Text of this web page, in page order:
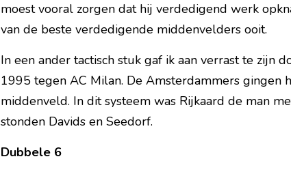
moest vooral zorgen dat hij verdedigend werk
van de beste verdedigende middenvelders ooit.
In een ander tactisch stuk gaf ik aan verrast te zijn
1995 tegen AC Milan. De Amsterdammers gingen
middenveld. In dit systeem was Rijkaard de man
stonden Davids en Seedorf.
Dubbele 6